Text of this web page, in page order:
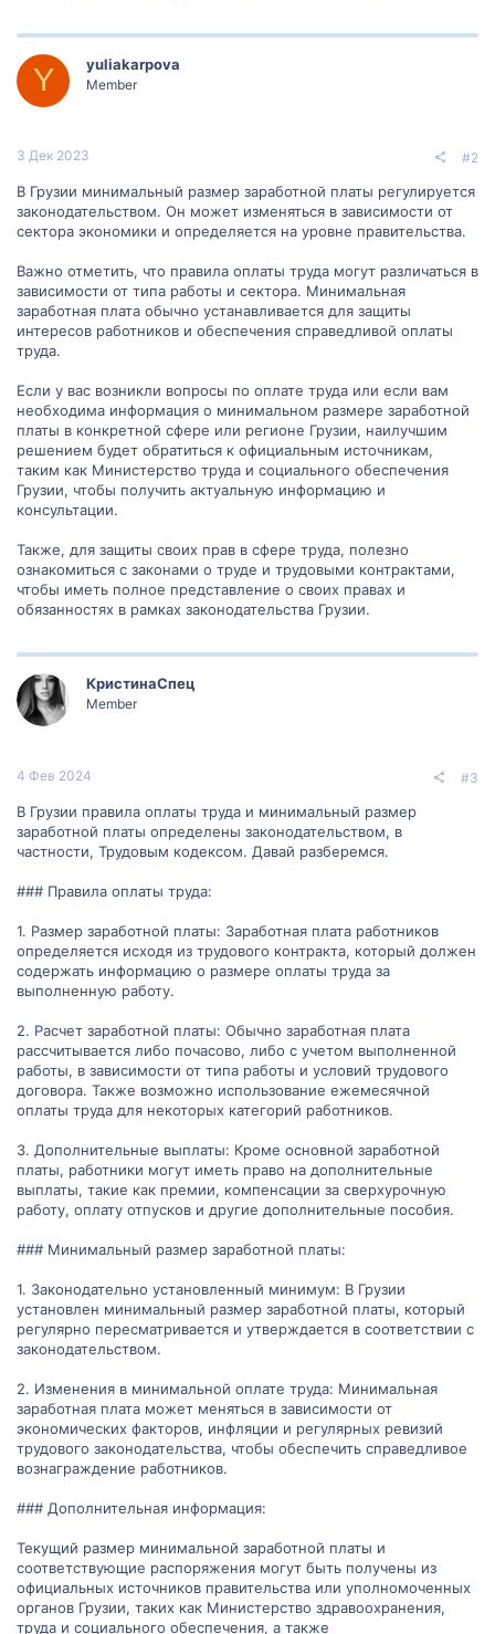
Y yuliakarpova
Member
3 Дек 2023 #2
В Грузии минимальный размер заработной платы регулируется
законодательством. Он может изменяться в зависимости от
сектора экономики и определяется на уровне правительства.
Важно отметить, что правила оплаты труда могут различаться в
зависимости от типа работы и сектора. Минимальная
заработная плата обычно устанавливается для защиты
интересов работников и обеспечения справедливой оплаты
труда.
Если у вас возникли вопросы по оплате труда или если вам
необходима информация о минимальном размере заработной
платы в конкретной сфере или регионе Грузии, наилучшим
решением будет обратиться к официальным источникам,
таким как Министерство труда и социального обеспечения
Грузии, чтобы получить актуальную информацию и
консультации.
Также, для защиты своих прав в сфере труда, полезно
ознакомиться с законами о труде и трудовыми контрактами,
чтобы иметь полное представление о своих правах и
обязанностях в рамках законодательства Грузии.
КристинаСпец
Member
4 Фев 2024 #3
В Грузии правила оплаты труда и минимальный размер
заработной платы определены законодательством, в
частности, Трудовым кодексом. Давай разберемся.
### Правила оплаты труда:
1. Размер заработной платы: Заработная плата работников
определяется исходя из трудового контракта, который должен
содержать информацию о размере оплаты труда за
выполненную работу.
2. Расчет заработной платы: Обычно заработная плата
рассчитывается либо почасово, либо с учетом выполненной
работы, в зависимости от типа работы и условий трудового
договора. Также возможно использование ежемесячной
оплаты труда для некоторых категорий работников.
3. Дополнительные выплаты: Кроме основной заработной
платы, работники могут иметь право на дополнительные
выплаты, такие как премии, компенсации за сверхурочную
работу, оплату отпусков и другие дополнительные пособия.
### Минимальный размер заработной платы:
1. Законодательно установленный минимум: В Грузии
установлен минимальный размер заработной платы, который
регулярно пересматривается и утверждается в соответствии с
законодательством.
2. Изменения в минимальной оплате труда: Минимальная
заработная плата может меняться в зависимости от
экономических факторов, инфляции и регулярных ревизий
трудового законодательства, чтобы обеспечить справедливое
вознаграждение работников.
### Дополнительная информация:
Текущий размер минимальной заработной платы и
соответствующие распоряжения могут быть получены из
официальных источников правительства или уполномоченных
органов Грузии, таких как Министерство здравоохранения,
труда и социального обеспечения, а также